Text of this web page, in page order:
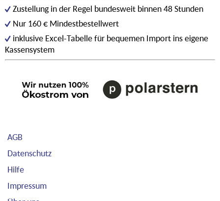
Zustellung in der Regel bundesweit binnen 48 Stunden
Nur 160 € Mindestbestellwert
inklusive Excel-Tabelle für bequemen Import ins eigene
Kassensystem
AGB
Datenschutz
Hilfe
Impressum